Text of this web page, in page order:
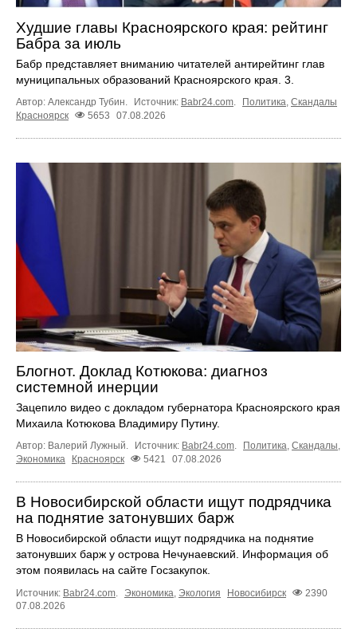
Худшие главы Красноярского края: рейтинг
Бабра за июль
Бабр представляет вниманию читателей антирейтинг глав
муниципальных образований Красноярского края. 3.
Автор: Александр Тубин. Источник: Babr24.com. Политика, Скандалы
Красноярск
5653 07.08.2026
Блогнот. Доклад Котюкова: диагноз
системной инерции
Зацепило видео с докладом губернатора Красноярского края
Михаила Котюкова Владимиру Путину.
Автор: Валерий Лужный. Источник: Babr24.com Политика Скандалы
Экономика
Красноярск 5421 07.08.2026
В Новосибирской области ищут подрядчика
на поднятие затонувших барж
В Новосибирской области ищут подрядчика на поднятие
затонувших барж у острова Нечунаевский. Информация об
этом появилась на сайте Госзакупок.
Источник: Babr24.com. Экономика, Экология Новосибирск
2390
07.08.2026